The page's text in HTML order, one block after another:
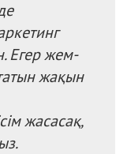
Егер жем-
жақын
жасасақ,